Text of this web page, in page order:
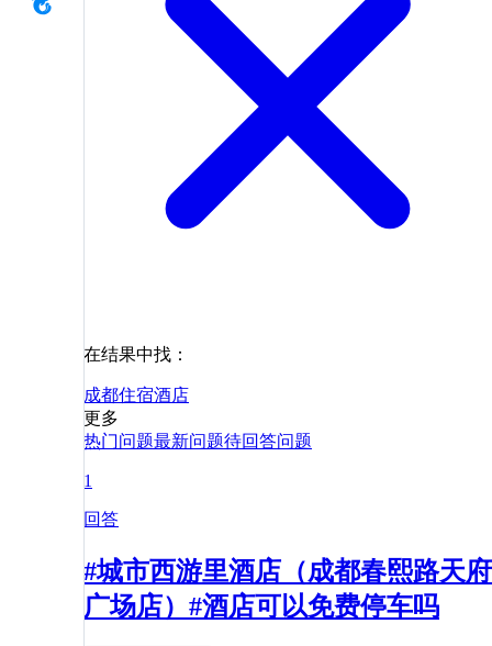
在结果中找：
成都住宿酒店
更多
热门问题最新问题待回答问题
1
回答
#城市西游里酒店（成都春熙路天府
广场店）#酒店可以免费停车吗